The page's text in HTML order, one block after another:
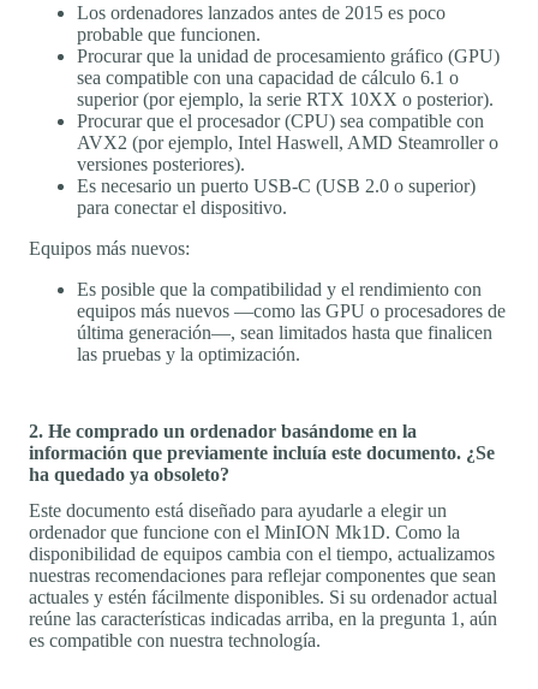
Los ordenadores lanzados antes de 2015 es poco
probable que funcionen.
Procurar que la unidad de procesamiento gráfico (GPU)
sea compatible con una capacidad de cálculo 6.1 o
superior (por ejemplo, la serie RTX 10XX o posterior).
Procurar que el procesador (CPU) sea compatible con
AVX2 (por ejemplo, Intel Haswell, AMD Steamroller o
versiones posteriores).
Es necesario un puerto USB-C (USB 2.0 o superior)
para conectar el dispositivo.
Equipos más nuevos:
Es posible que la compatibilidad y el rendimiento con
equipos más nuevos —como las GPU o procesadores de
última generación—, sean limitados hasta que finalicen
las pruebas y la optimización.
2. He comprado un ordenador basándome en la
información que previamente incluía este documento. ¿Se
ha quedado ya obsoleto?
Este documento está diseñado para ayudarle a elegir un
ordenador que funcione con el MinION Mk1D. Como la
disponibilidad de equipos cambia con el tiempo, actualizamos
nuestras recomendaciones para reflejar componentes que sean
actuales y estén fácilmente disponibles. Si su ordenador actual
reúne las características indicadas arriba, en la pregunta 1, aún
es compatible con nuestra technología.